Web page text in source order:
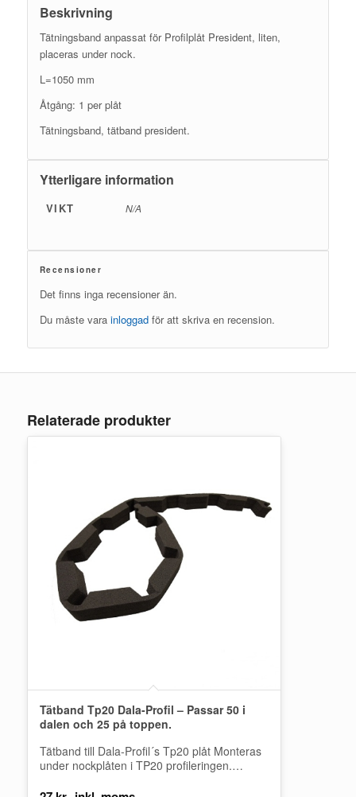
Beskrivning
Tätningsband anpassat för Profilplåt President, liten,
placeras under nock.
L=1050 mm
Åtgång: 1 per plåt
Tätningsband, tätband president.
Ytterligare information
VIKT N/A
Recensioner
Det finns inga recensioner än.
Du måste vara inloggadför att skriva en recension.
Relaterade produkter
Tätband Tp20 Dala-Profil – Passar 50 i
dalen och 25 på toppen.
Tätband till Dala-Profil´s Tp20 plåt Monteras
under nockplåten i TP20 profileringen.
in under…